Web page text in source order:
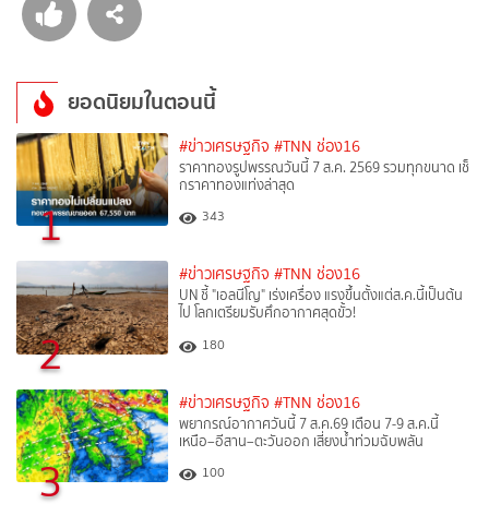
ยอดนิยมในตอนนี้
1
#ข่าวเศรษฐกิจ #TNN ช่อง16
ราคาทองรูปพรรณวันนี้ 7 ส.ค. 2569 รวมทุกขนาด เช็
กราคาทองแท่งล่าสุด
343
2
#ข่าวเศรษฐกิจ #TNN ช่อง16
UN ชี้ "เอลนีโญ" เร่งเครื่อง แรงขึ้นตั้งแต่ส.ค.นี้เป็นต้น
ไป โลกเตรียมรับศึกอากาศสุดขั้ว!
180
3
#ข่าวเศรษฐกิจ #TNN ช่อง16
พยากรณ์อากาศวันนี้ 7 ส.ค.69 เตือน 7-9 ส.ค.นี้
เหนือ–อีสาน–ตะวันออก เสี่ยงน้ำท่วมฉับพลัน
100